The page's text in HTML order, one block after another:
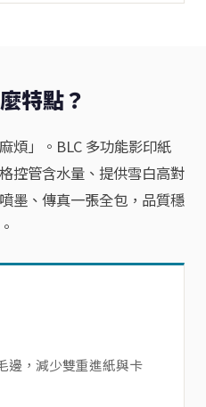
特點？
煩」。BLC 多功能影印紙
控管含水量、提供雪白高對
墨、傳真一張全包，品質穩
邊，減少雙重進紙與卡